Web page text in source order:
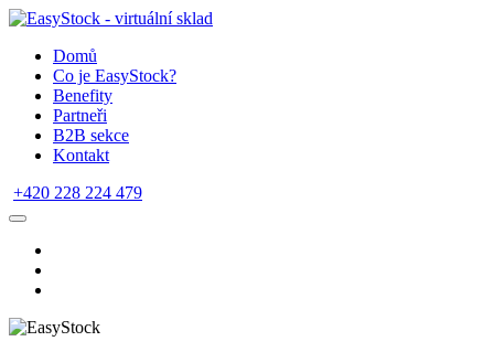
Domů
Co je EasyStock?
Benefity
Partneři
B2B sekce
Kontakt
+420 228 224 479